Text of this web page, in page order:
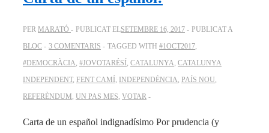
PER MARATÓ PUBLICAT ELSETEMBRE 16, 2017
PUBLICAT A
BLOC
3 COMENTARIS TAGGED WITH #1OCT2017,
#DEMOCRÀCIA, #JOVOTARÉSÍ , CATALUNYA, CATALUNYA
INDEPENDENT, FENT CAMÍ , INDEPENDÈNCIA, PAÍS NOU,
REFERÈNDUM, UN PAS MES, VOTAR
​Carta de un español indignadísimo Por prudencia (y